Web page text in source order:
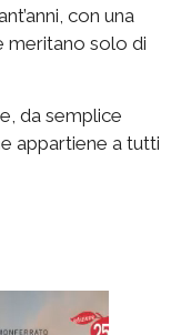
con una
meritano solo di
da semplice
appartiene a tutti